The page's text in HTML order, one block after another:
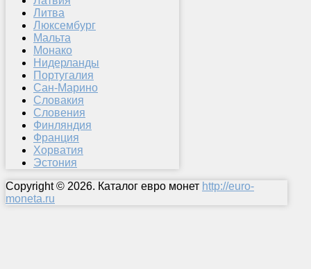
Литва
Люксембург
Мальта
Монако
Нидерланды
Португалия
Сан-Марино
Словакия
Словения
Финляндия
Франция
Хорватия
Эстония
Copyright © 2026. Каталог евро монет http://euro-
moneta.ru